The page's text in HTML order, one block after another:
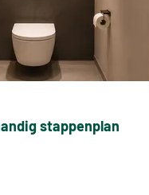
stappenplan